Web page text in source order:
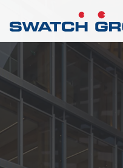
principale